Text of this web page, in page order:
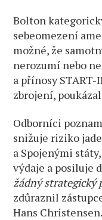
Bolton
sebeomezení
možné, že
nerozumí nebo
a přínosy
zbrojení,
Odborníci
snižuje riziko
a Spojenými
výdaje a posiluje
žádný strategický
zdůraznil
Hans Christensen.